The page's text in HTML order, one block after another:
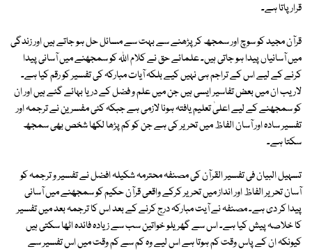
قرار پاتا ہے۔
قرآن مجید کو سوچ اور سمجھ کر پڑھنے سے بہت سے مسائل حل ہو جاتے ہیں اور زندگی
میں آسانیاں پیدا ہو جاتی ہیں۔ علمائے حق نے کلام اللہ کو سمجھنے میں آسانی پیدا
کرنے کے لیے اس کے تراجم ہی نہیں کیے بلکہ آیات مبارکہ کی تفسیر کو رقم کیا ہے۔
لاریب ان میں بعض تفاسیر ایسی ہیں جن میں علم و فضل کے دریا بہائے گئے ہیں اور ان
کو سمجھنے کے لیے اعلیٰ تعلیم یافتہ ہونا لازمی ہے جبکہ کئی مفسرین نے ترجمہ اور
تفسیر سادہ اور آسان الفاظ میں تحریر کی ہے جن کو کم پڑھا لکھا شخص بھی سمجھ
سکتا ہے۔
تسہیل البیان فی تفسیر القرآن کی مصنفہ محترمہ شکیلہ افضل نے تفسیر و ترجمہ کو
آسان تحریر الفاظ اور انداز میں تحریر کرکے واقعی قرآن حکیم کو سمجھنے میں آسانی
پیدا کر دی ہے۔ مصنفہ نے آیت مبارکہ درج کرنے کے بعد اس کا ترجمہ بعد میں تفسیر
کا خلاصہ پیش کیا ہے۔ اس سے گھریلو خواتین سب سے زیادہ فائدہ اٹھا سکتی ہیں
کیونکہ ان کے پاس وقت کم ہوتا ہے اس لیے وہ کم سے کم وقت میں اس تفسیر سے